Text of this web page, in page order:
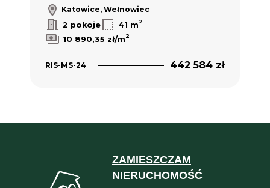
Katowice, Wełnowiec
2 pokoje
41 m2
10 890,35 zł/m2
RIS-MS-24 442 584 zł
ZAMIESZCZAM
NIERUCHOMOŚĆ